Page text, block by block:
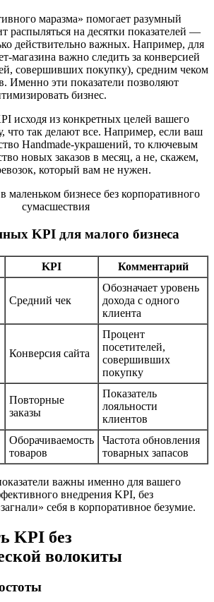
маразма» помогает разумный
распыляться на десятки показателей —
действительно важных. Например, для
магазина важно следить за конверсией
совершивших покупку), средним чеком
Именно эти показатели позволяют
бизнес.
исходя из конкретных целей вашего
что так делают все. Например, если ваш
Handmade-украшений, то ключевым
новых заказов в месяц, а не, скажем,
который вам не нужен.
KPI для малого бизнеса
KPI Комментарий
Средний чек
Обозначает уровень
дохода с одного
клиента
Конверсия сайта
Процент
посетителей,
совершивших
покупку
Повторные
заказы
Показатель
лояльности
клиентов
Оборачиваемость
товаров
Частота обновления
товарных запасов
важны именно для вашего
внедрения KPI, без
себя в корпоративное безумие.
KPI без
волокиты